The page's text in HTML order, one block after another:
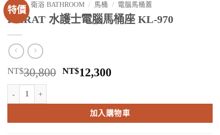
特價
首頁 / 衛浴 BATHROOM / 馬桶 / 電腦馬桶蓋
KARAT 水護士電腦馬桶座 KL-970
NT$30,800 原
格：
NT$30,800。
NT$12,300
格：
NT$12,300。
KARAT 水護士電腦馬桶座 KL-970 數量
加入購物車